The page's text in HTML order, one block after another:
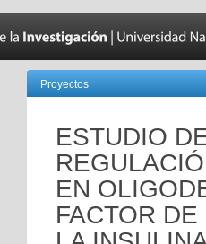
Proyectos
ESTUDIO
EN
FACTOR